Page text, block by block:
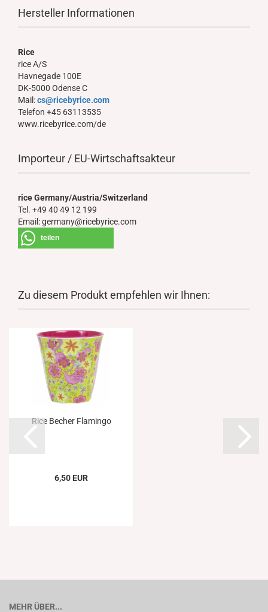
Hersteller Informationen
Rice
rice A/S
Havnegade 100E
DK-5000 Odense C
Mail:cs@ricebyrice.com
Telefon +45 63113535
www.ricebyrice.com/de
Importeur / EU-Wirtschaftsakteur
rice Germany/Austria/Switzerland
Tel. +49 40 49 12 199
Email: germany@ricebyrice.com
teilen
Zu diesem Produkt empfehlen wir Ihnen:
Rice Becher Flamingo
6,50 EUR
MEHR ÜBER...